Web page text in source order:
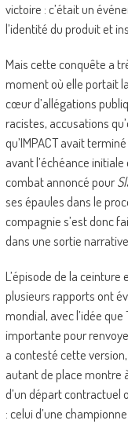
victoire : c’était un
l’identité du produit et
Mais cette conquête a
moment où elle portait
cœur d’allégations
racistes, accusations
qu’IMPACT avait
avant l’échéance
combat annoncé pour
ses épaules dans le
compagnie s’est donc
dans une sortie
L’épisode de la ceinture
plusieurs rapports ont
mondial, avec l’idée
importante pour
a contesté cette
autant de place montre
d’un départ contractuel
: celui d’une